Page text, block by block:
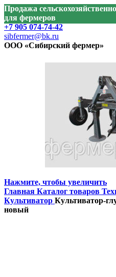
Продажа
для фермеров
+7 905 074-74-42
sibfermer@bk.ru
ООО «Сибирский фермер»
Нажмите, чтобы увеличить
Главная Каталог товаров
Культиватор Культиватор-
новый